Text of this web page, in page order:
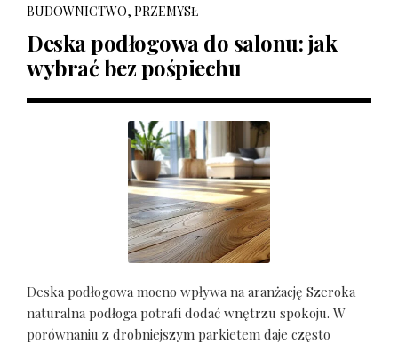
BUDOWNICTWO, PRZEMYSŁ
Deska podłogowa do salonu: jak
wybrać bez pośpiechu
Deska podłogowa mocno wpływa na aranżację Szeroka
naturalna podłoga potrafi dodać wnętrzu spokoju. W
porównaniu z drobniejszym parkietem daje często